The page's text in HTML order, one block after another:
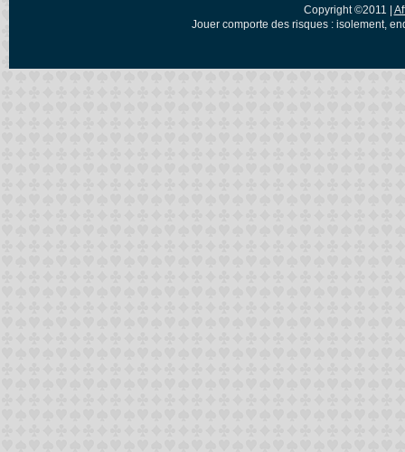
Copyright ©2011 |
Jouer comporte des risques : isolement,